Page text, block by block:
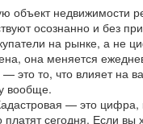
объект недвижимости
осознанно и без
на рынке, а не
, она меняется
это то, что влияет на
вообще.
— это
сегодня. Если вы